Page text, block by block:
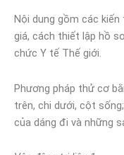
Nội dung gồm các
giá, cách thiết lập hồ
chức Y tế Thế giới.
Phương pháp thử cơ
trên, chi dưới, cột
của dáng đi và những